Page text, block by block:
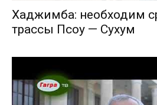
Хаджимба: необходим
трассы Псоу — Сухум